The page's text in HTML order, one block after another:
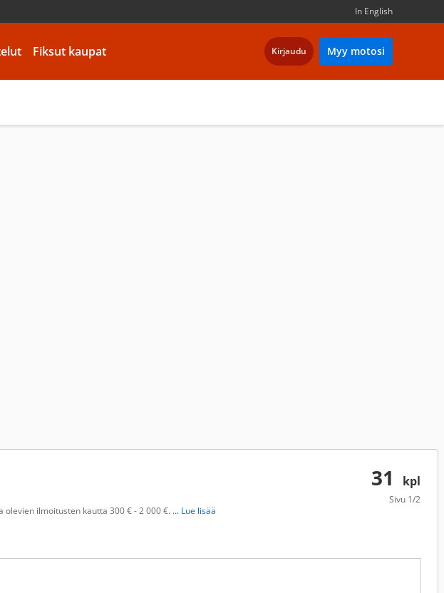
In English
Fiksut kaupat Kirjaudu Myy motosi
31 kpl
Sivu 1/2
olevien ilmoitusten kautta 300 € - 2 000 €. ... Lue lisää